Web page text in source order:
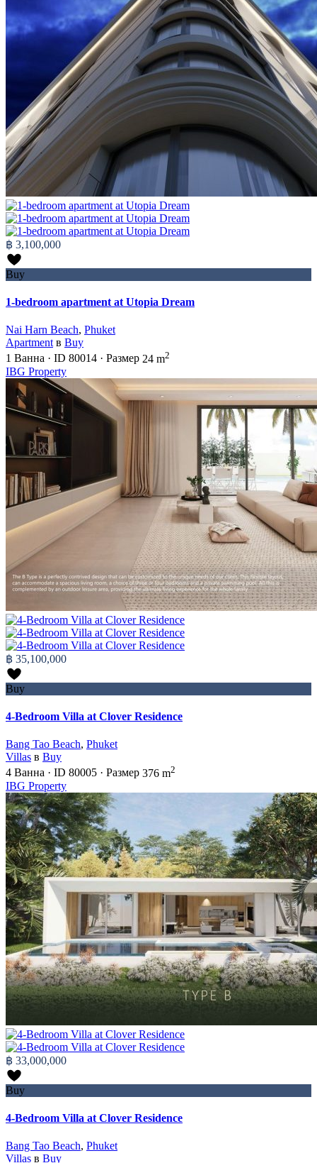
฿ 3,100,000
Buy
1-bedroom apartment at Utopia Dream
Nai Harn Beach, Phuket
Apartment в Buy
1 Ванна · ID 80014 · Размер 24 m2
IBG Property
฿ 35,100,000
Buy
4-Bedroom Villa at Clover Residence
Bang Tao Beach, Phuket
Villas в Buy
4 Ванна · ID 80005 · Размер 376 m2
IBG Property
฿ 33,000,000
Buy
4-Bedroom Villa at Clover Residence
Bang Tao Beach, Phuket
Villas в Buy